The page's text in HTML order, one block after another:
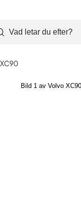
Skapa
konto
Logga
in